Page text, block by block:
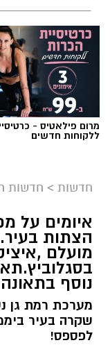
צילום: דוברות
משטרת ישראל
ומאז נעלמו
ידוע.
מרום פילאטיס -
ללקוחות חדשים
חדשות > חדשות
איומים על
הצתות
מועלם
נוסף בתאונה
מערכת רמת גן
שקרה בעיר
לפספס!